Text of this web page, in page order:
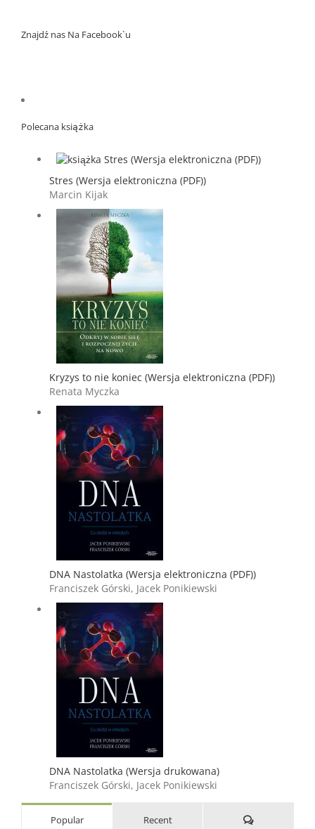
Znajdź nas Na Facebook`u
Polecana książka
Stres (Wersja elektroniczna (PDF))
Marcin Kijak
Kryzys to nie koniec (Wersja elektroniczna (PDF))
Renata Myczka
DNA Nastolatka (Wersja elektroniczna (PDF))
Franciszek Górski, Jacek Ponikiewski
DNA Nastolatka (Wersja drukowana)
Franciszek Górski, Jacek Ponikiewski
Popular Recent Comments